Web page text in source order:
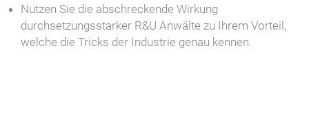
Nutzen Sie die abschreckende Wirkung
durchsetzungsstarker R&U Anwälte zu Ihrem Vorteil,
welche die Tricks der Industrie genau kennen.